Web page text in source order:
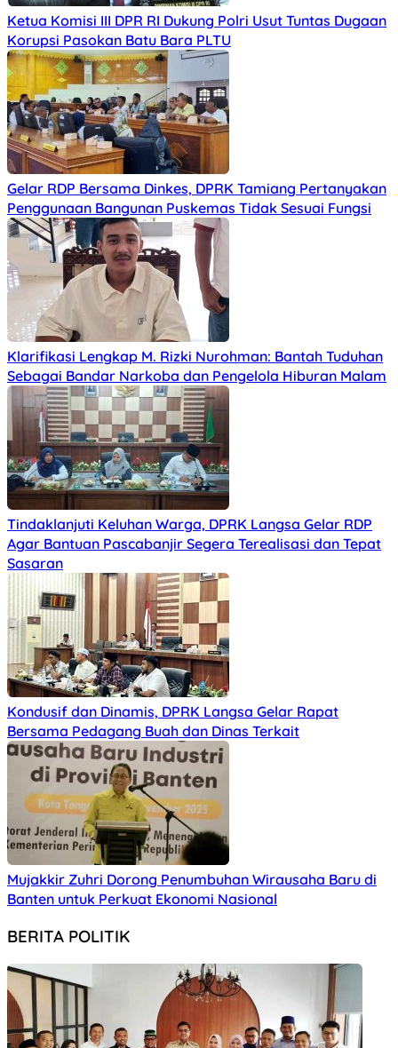
Ketua Komisi III DPR RI Dukung Polri Usut Tuntas Dugaan
Korupsi Pasokan Batu Bara PLTU
Gelar RDP Bersama Dinkes, DPRK Tamiang Pertanyakan
Penggunaan Bangunan Puskemas Tidak Sesuai Fungsi
Klarifikasi Lengkap M. Rizki Nurohman: Bantah Tuduhan
Sebagai Bandar Narkoba dan Pengelola Hiburan Malam
Tindaklanjuti Keluhan Warga, DPRK Langsa Gelar RDP
Agar Bantuan Pascabanjir Segera Terealisasi dan Tepat
Sasaran
Kondusif dan Dinamis, DPRK Langsa Gelar Rapat
Bersama Pedagang Buah dan Dinas Terkait
Mujakkir Zuhri Dorong Penumbuhan Wirausaha Baru di
Banten untuk Perkuat Ekonomi Nasional
BERITA POLITIK